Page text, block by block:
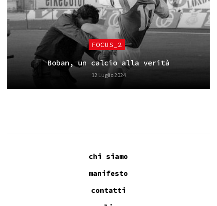
FOCUS_2
Boban, un calcio alla verità
12 Luglio 2024
chi siamo
manifesto
contatti